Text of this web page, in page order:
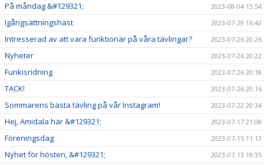
På måndag &#129321; 2023-08-04 13:54
Igångsättningshäst 2023-07-29 16:42
Intresserad av att vara funktionär på våra tävlingar? 2023-07-26 20:26
Nyheter 2023-07-26 20:22
Funkisridning 2023-07-26 20:18
TACK! 2023-07-26 20:16
Sommarens bästa tävling på vår Instagram! 2023-07-22 20:34
Hej, Amidala här &#129321; 2023-07-17 21:08
Föreningsdag 2023-07-15 11:13
Nyhet för hösten, &#129321; 2023-07-13 19:35